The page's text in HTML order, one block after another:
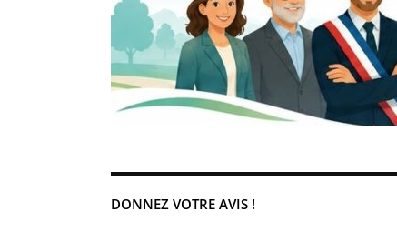
DONNEZ VOTRE AVIS !